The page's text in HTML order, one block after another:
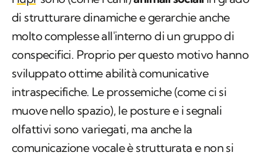
di strutturare dinamiche e gerarchie anche
molto complesse all'interno di un gruppo di
conspecifici. Proprio per questo motivo hanno
sviluppato ottime abilità comunicative
intraspecifiche. Le prossemiche (come ci si
muove nello spazio), le posture e i segnali
olfattivi sono variegati, ma anche la
comunicazione vocale è strutturata e non si